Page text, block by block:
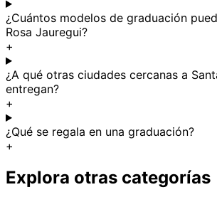
¿Cuántos modelos de graduación
Rosa Jauregui?
+
¿A qué otras ciudades cercanas a
entregan?
+
¿Qué se regala en una graduación?
+
Explora otras categorías